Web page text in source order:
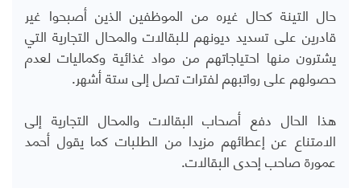
حال التينة كحال غيره من الموظفين الذين أصبحوا غير
قادرين على تسديد ديونهم للبقالات والمحال التجارية التي
يشترون منها احتياجاتهم من مواد غذائية وكماليات لعدم
حصولهم على رواتبهم لفترات تصل إلى ستة أشهر.
هذا الحال دفع أصحاب البقالات والمحال التجارية إلى
الامتناع عن إعطائهم مزيدا من الطلبات كما يقول أحمد
عمورة صاحب إحدى البقالات.